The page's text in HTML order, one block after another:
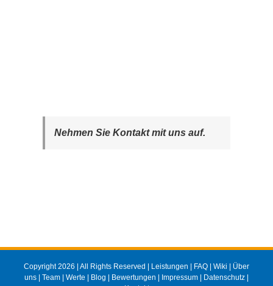
Nehmen Sie Kontakt mit uns auf.
Copyright 2026 | All Rights Reserved | Leistungen | FAQ | Wiki | Über
uns | Team | Werte | Blog | Bewertungen | Impressum | Datenschutz |